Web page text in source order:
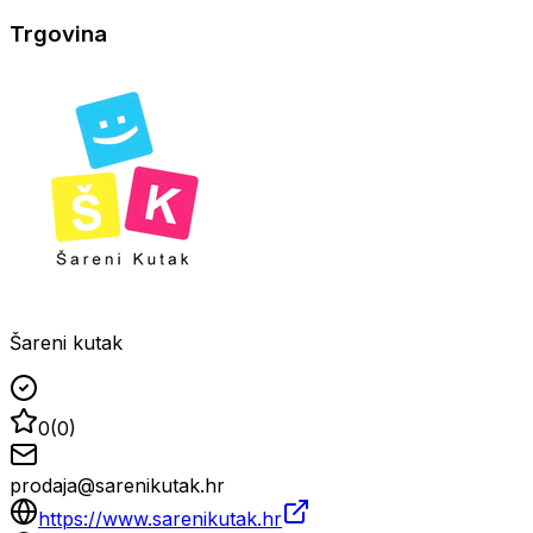
Trgovina
Šareni kutak
0(0)
prodaja@sarenikutak.hr
https://www.sarenikutak.hr